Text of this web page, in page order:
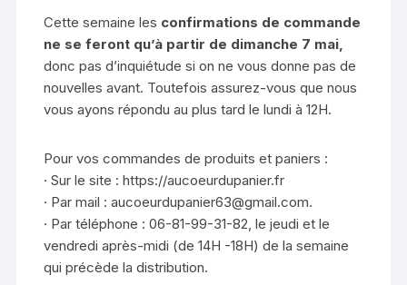
Cette semaine les confirmations de commande
ne se feront qu’à partir de dimanche 7 mai,
donc pas d’inquiétude si on ne vous donne pas de
nouvelles avant. Toutefois assurez-vous que nous
vous ayons répondu au plus tard le lundi à 12H.
Pour vos commandes de produits et paniers :
· Sur le site : https://aucoeurdupanier.fr
· Par mail : aucoeurdupanier63@gmail.com.
· Par téléphone : 06-81-99-31-82, le jeudi et le
vendredi après-midi (de 14H -18H) de la semaine
qui précède la distribution.